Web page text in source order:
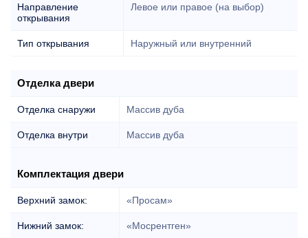
Направление
открывания
Левое или правое (на выбор)
Тип открывания Наружный или внутренний
Отделка двери
Отделка снаружи Массив дуба
Отделка внутри Массив дуба
Комплектация двери
Верхний замок: «Просам»
Нижний замок: «Мосрентген»